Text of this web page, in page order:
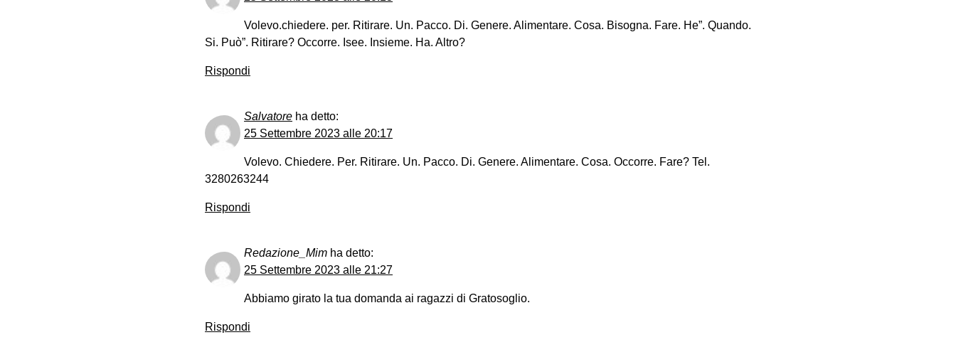
Volevo.chiedere. per. Ritirare. Un. Pacco. Di. Genere. Alimentare. Cosa. Bisogna. Fare. He”. Quando.
Si. Può”. Ritirare? Occorre. Isee. Insieme. Ha. Altro?
Rispondi
Salvatore ha detto:
25 Settembre 2023 alle 20:17
Volevo. Chiedere. Per. Ritirare. Un. Pacco. Di. Genere. Alimentare. Cosa. Occorre. Fare? Tel.
3280263244
Rispondi
Redazione_Mim ha detto:
25 Settembre 2023 alle 21:27
Abbiamo girato la tua domanda ai ragazzi di Gratosoglio.
Rispondi